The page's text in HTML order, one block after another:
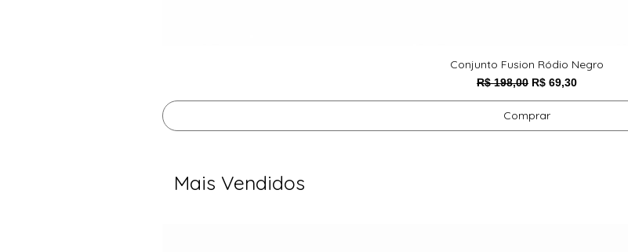
Conjunto Fusion Ródio Negro
Preço normal
R$ 198,00 Preço promocional
R$ 69,30
Comprar
Mais Vendidos